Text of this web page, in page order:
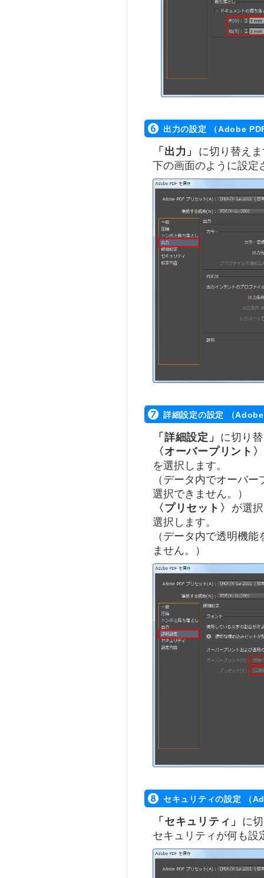
出力の設定 （Adobe
「出力」
に切り替え
下の画面のように設定
詳細設定の設定 （
「詳細設定」
に切り
〈オーバープリント〉
を選択します。
（データ内でオーバ
選択できません。）
〈プリセット〉
が選
選択します。
（データ内で透明機
ません。）
セキュリティの設定 （
「セキュリティ」 に
セキュリティが何も設